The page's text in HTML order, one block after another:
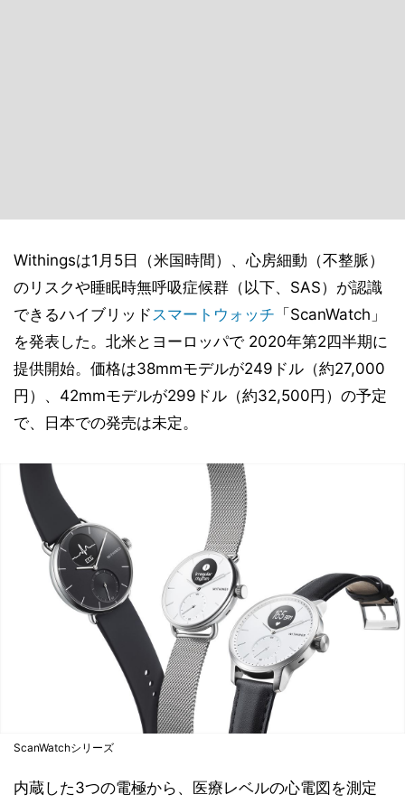
Withingsは1月5日（米国時間）、心房細動（不整脈）
のリスクや睡眠時無呼吸症候群（以下、SAS）が認識
できるハイブリッドスマートウォッチ 「ScanWatch」
を発表した。北米とヨーロッパで 2020年第2四半期に
提供開始。価格は38mmモデルが249ドル（約27,000
円）、42mmモデルが299ドル（約32,500円）の予定
で、日本での発売は未定。
ScanWatchシリーズ
内蔵した3つの電極から、医療レベルの心電図を測定